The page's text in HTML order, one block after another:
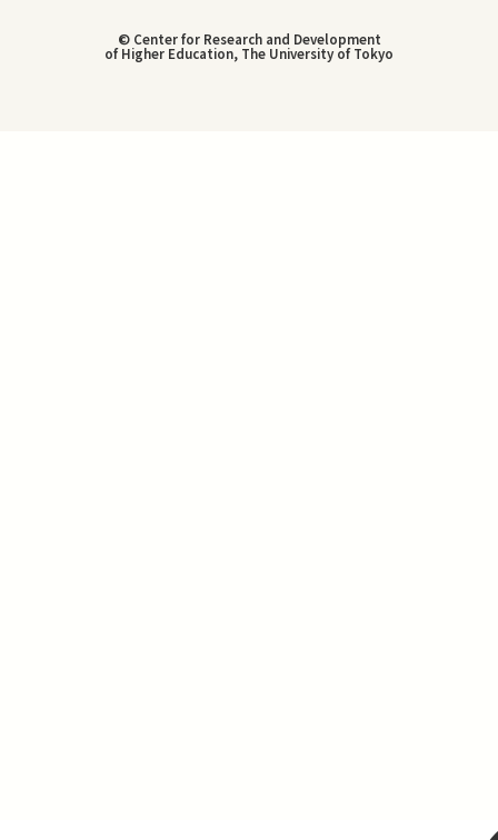
© Center for Research and Development
of Higher Education, The University of Tokyo